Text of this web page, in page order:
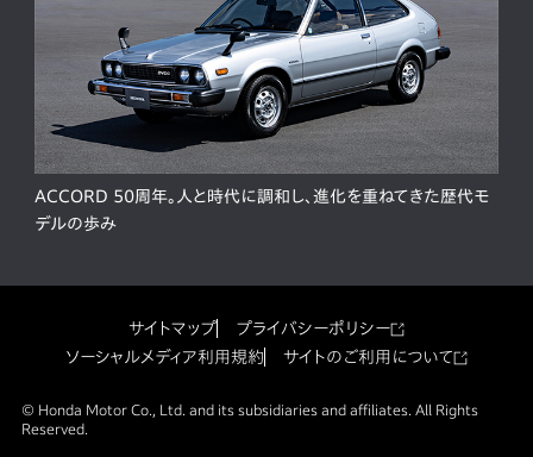
ACCORD 50周年。人と時代に調和し、進化を重ねてきた歴代モ
デルの歩み
サイトマップ
プライバシーポリシー
ソーシャルメディア利用規約
サイトのご利用について
© Honda Motor Co., Ltd. and its subsidiaries and affiliates. All Rights
Reserved.